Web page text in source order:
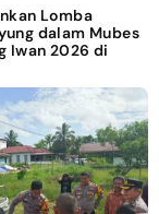
Lomba
dalam Mubes
Iwan 2026 di